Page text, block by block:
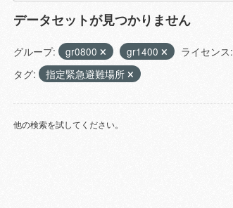
データセットが見つかりません
グループ: gr0800 gr1400 ライセンス:
タグ:
指定緊急避難場所
他の検索を試してください。